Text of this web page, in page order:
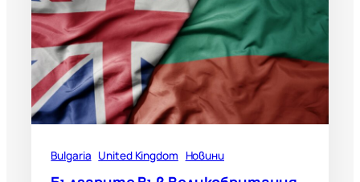
Bulgaria United Kingdom Новини